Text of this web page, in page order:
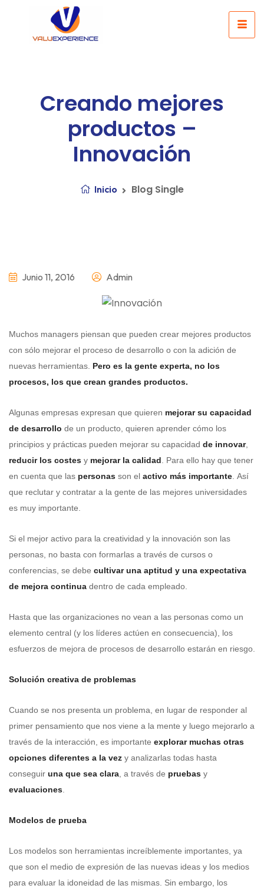
Creando mejores
productos –
Innovación
Inicio Blog Single
Junio 11, 2016 Admin
Muchos managers piensan que pueden crear mejores productos
con sólo mejorar el proceso de desarrollo o con la adición de
nuevas herramientas. Pero es la gente experta, no los
procesos, los que crean grandes productos.
Algunas empresas expresan que quieren mejorar su capacidad
de desarrollo de un producto, quieren aprender cómo los
principios y prácticas pueden mejorar su capacidad de innovar,
reducir los costes y mejorar la calidad . Para ello hay que tener
en cuenta que las personas son el activo más importante . Así
que reclutar y contratar a la gente de las mejores universidades
es muy importante.
Si el mejor activo para la creatividad y la innovación son las
personas, no basta con formarlas a través de cursos o
conferencias, se debe cultivar una aptitud y una expectativa
de mejora continua dentro de cada empleado.
Hasta que las organizaciones no vean a las personas como un
elemento central (y los líderes actúen en consecuencia), los
esfuerzos de mejora de procesos de desarrollo estarán en riesgo.
Solución creativa de problemas
Cuando se nos presenta un problema, en lugar de responder al
primer pensamiento que nos viene a la mente y luego mejorarlo a
través de la interacción, es importante explorar muchas otras
opciones diferentes a la vez y analizarlas todas hasta
conseguir una que sea clara , a través de pruebas y
evaluaciones
Modelos de prueba
Los modelos son herramientas increíblemente importantes, ya
que son el medio de expresión de las nuevas ideas y los medios
para evaluar la idoneidad de las mismas. Sin embargo, los